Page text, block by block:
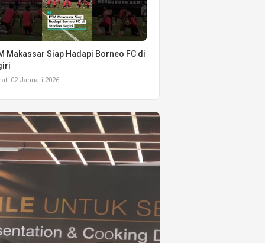
Makassar Siap Hadapi Borneo FC di
02 Januari 2026